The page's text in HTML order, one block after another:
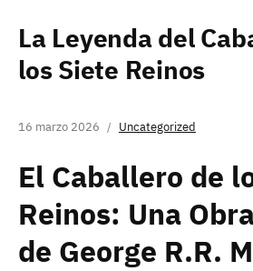
La Leyenda del
los Siete Reinos
16 marzo 2026 Uncategorized
El Caballero de
Reinos: Una
de George R.R.